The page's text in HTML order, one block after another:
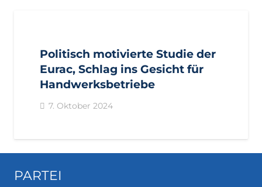
Politisch motivierte Studie der
Eurac, Schlag ins Gesicht für
Handwerksbetriebe
7. Oktober 2024
PARTEI